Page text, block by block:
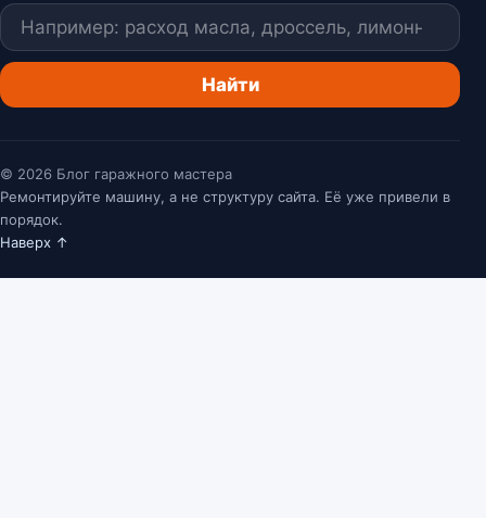
Поиск
Найти
© 2026 Блог гаражного мастера
Ремонтируйте машину, а не структуру сайта. Её уже привели в
порядок.
Наверх ↑